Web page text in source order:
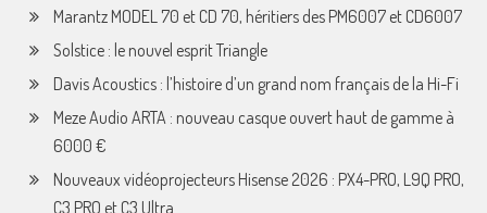
Marantz MODEL 70 et CD 70, héritiers des PM6007 et CD6007
Solstice : le nouvel esprit Triangle
Davis Acoustics : l’histoire d’un grand nom français de la Hi-Fi
Meze Audio ARTA : nouveau casque ouvert haut de gamme à
6000 €
Nouveaux vidéoprojecteurs Hisense 2026 : PX4-PRO, L9Q PRO,
C3 PRO et C3 Ultra